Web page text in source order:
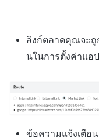
ลิงก์ตลาดคุณจะถู
นในการตั้งค่าแอป
ข้อความแจ้งเตือ